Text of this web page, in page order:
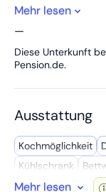
Essbereich
- Wlan 100 mbit
- Parkmöglichkeit
FeWo 2
- Einzelzimmer mit TV
- Bad mit Design
- Küche mit
Essbereich
- Wlan 100mbit
- Parkmöglichkeit
Mehr lesen
—
Diese Unterkunft
Pension.de.
Ausstattung
Kochmöglich­keit
Kühl­schrank
Reinigungsmittel
Mehr lesen